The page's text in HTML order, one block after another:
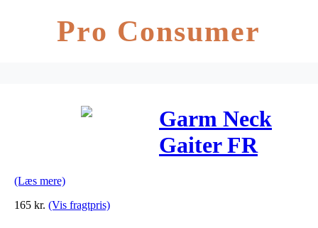
Pro Consumer
Garm Neck
Gaiter FR
(Læs mere)
165 kr. (Vis fragtpris)